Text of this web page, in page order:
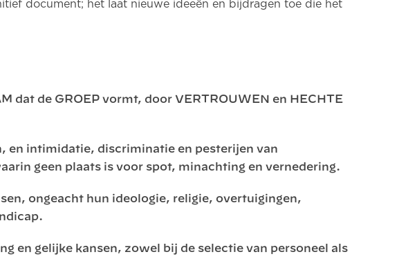
document; het laat nieuwe ideeën en bijdragen toe die het
dat de GROEP vormt, door VERTROUWEN en HECHTE
en intimidatie, discriminatie en pesterijen van
geen plaats is voor spot, minachting en vernedering.
ongeacht hun ideologie, religie, overtuigingen,
en gelijke kansen, zowel bij de selectie van personeel als